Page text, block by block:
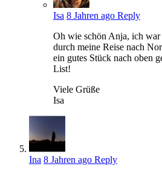
Isa 8 Jahren ago Reply
Oh wie schön Anja, ich
durch meine Reise nach
ein gutes Stück nach oben
List!
Viele Grüße
Isa
Ina 8 Jahren ago Reply